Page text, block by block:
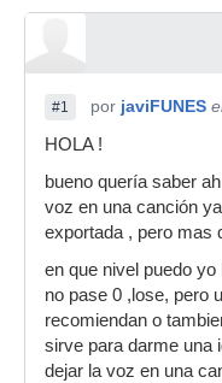
#1 por javiFUNES
HOLA !
bueno quería saber
voz en una canción
exportada , pero mas
en que nivel puedo
no pase 0 ,lose, pero
recomiendan o
sirve para darme una
dejar la voz en una